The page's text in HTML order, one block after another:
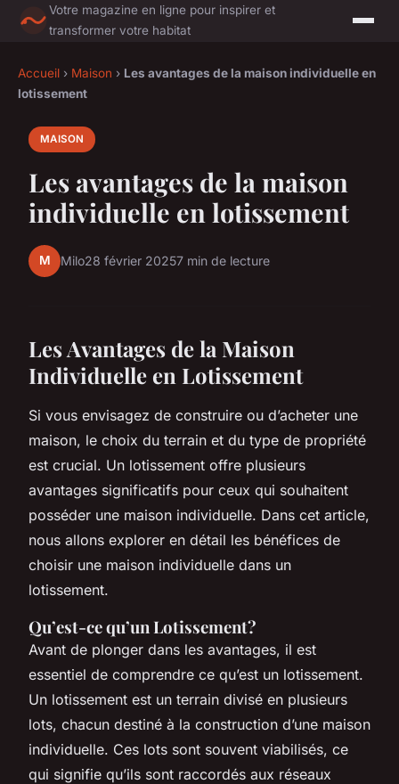
Votre magazine en ligne pour inspirer et
transformer votre habitat
Accueil › Maison › Les avantages de la maison individuelle en
lotissement
MAISON
Les avantages de la maison
individuelle en lotissement
M Milo28 février 20257 min de lecture
Les Avantages de la Maison
Individuelle en Lotissement
Si vous envisagez de construire ou d’acheter une
maison, le choix du terrain et du type de propriété
est crucial. Un lotissement offre plusieurs
avantages significatifs pour ceux qui souhaitent
posséder une maison individuelle. Dans cet article,
nous allons explorer en détail les bénéfices de
choisir une maison individuelle dans un
lotissement.
Qu’est-ce qu’un Lotissement?
Avant de plonger dans les avantages, il est
essentiel de comprendre ce qu’est un lotissement.
Un lotissement est un terrain divisé en plusieurs
lots, chacun destiné à la construction d’une maison
individuelle. Ces lots sont souvent viabilisés, ce
qui signifie qu’ils sont raccordés aux réseaux